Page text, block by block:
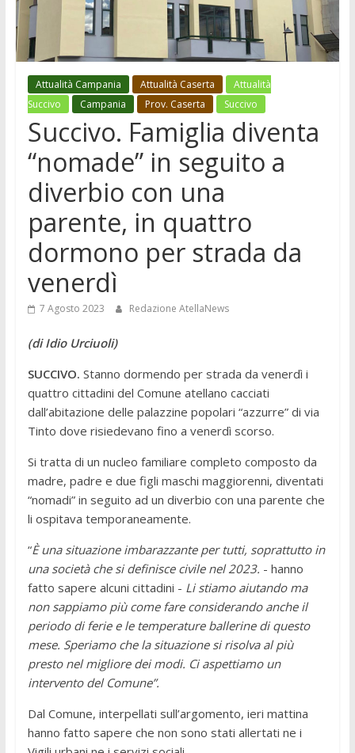
Attualità Campania Attualità Caserta
Attualità
Succivo
Campania Prov. Caserta Succivo
Succivo. Famiglia diventa
“nomade” in seguito a
diverbio con una
parente, in quattro
dormono per strada da
venerdì
7 Agosto 2023 Redazione AtellaNews
(di Idio Urciuoli)
SUCCIVO. Stanno dormendo per strada da venerdì i
quattro cittadini del Comune atellano cacciati
dall’abitazione delle palazzine popolari “azzurre” di via
Tinto dove risiedevano fino a venerdì scorso.
Si tratta di un nucleo familiare completo composto da
madre, padre e due figli maschi maggiorenni, diventati
“nomadi” in seguito ad un diverbio con una parente che
li ospitava temporaneamente.
“È una situazione imbarazzante per tutti, soprattutto in
una società che si definisce civile nel 2023. - hanno
fatto sapere alcuni cittadini - Li stiamo aiutando ma
non sappiamo più come fare considerando anche il
periodo di ferie e le temperature ballerine di questo
mese. Speriamo che la situazione si risolva al più
presto nel migliore dei modi. Ci aspettiamo un
intervento del Comune”.
Dal Comune, interpellati sull’argomento, ieri mattina
hanno fatto sapere che non sono stati allertati ne i